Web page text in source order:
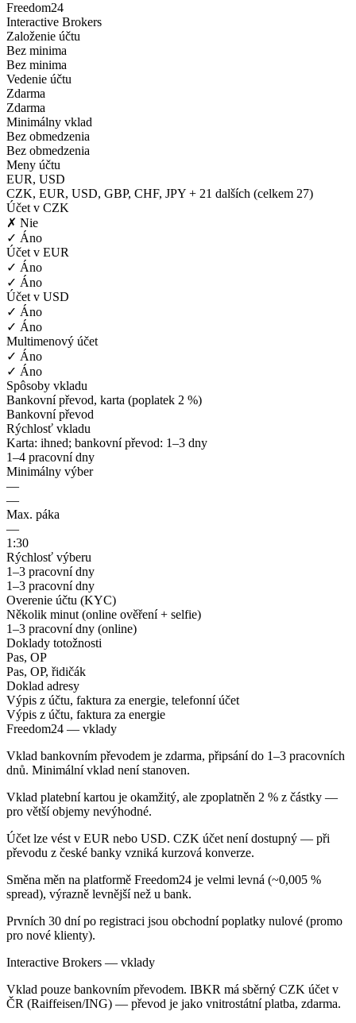
Freedom24
Interactive Brokers
Založenie účtu
Bez minima
Bez minima
Vedenie účtu
Zdarma
Zdarma
Minimálny vklad
Bez obmedzenia
Bez obmedzenia
Meny účtu
EUR, USD
CZK, EUR, USD, GBP, CHF, JPY + 21 dalších (celkem 27)
Účet v CZK
✗ Nie
✓ Áno
Účet v EUR
✓ Áno
✓ Áno
Účet v USD
✓ Áno
✓ Áno
Multimenový účet
✓ Áno
✓ Áno
Spôsoby vkladu
Bankovní převod, karta (poplatek 2 %)
Bankovní převod
Rýchlosť vkladu
Karta: ihned; bankovní převod: 1–3 dny
1–4 pracovní dny
Minimálny výber
—
—
Max. páka
—
1:30
Rýchlosť výberu
1–3 pracovní dny
1–3 pracovní dny
Overenie účtu (KYC)
Několik minut (online ověření + selfie)
1–3 pracovní dny (online)
Doklady totožnosti
Pas, OP
Pas, OP, řidičák
Doklad adresy
Výpis z účtu, faktura za energie, telefonní účet
Výpis z účtu, faktura za energie
Freedom24 — vklady
Vklad bankovním převodem je zdarma, připsání do 1–3 pracovních
dnů. Minimální vklad není stanoven.
Vklad platební kartou je okamžitý, ale zpoplatněn 2 % z částky —
pro větší objemy nevýhodné.
Účet lze vést v EUR nebo USD. CZK účet není dostupný — při
převodu z české banky vzniká kurzová konverze.
Směna měn na platformě Freedom24 je velmi levná (~0,005 %
spread), výrazně levnější než u bank.
Prvních 30 dní po registraci jsou obchodní poplatky nulové (promo
pro nové klienty).
Interactive Brokers — vklady
Vklad pouze bankovním převodem. IBKR má sběrný CZK účet v
ČR (Raiffeisen/ING) — převod je jako vnitrostátní platba, zdarma.